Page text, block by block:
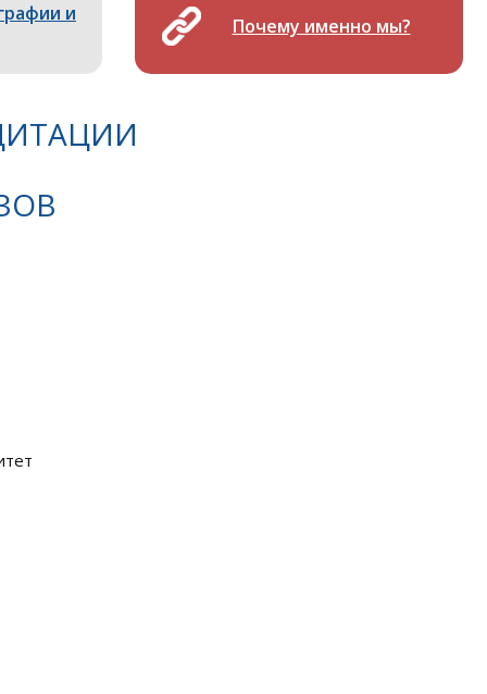
и
Почему именно мы?